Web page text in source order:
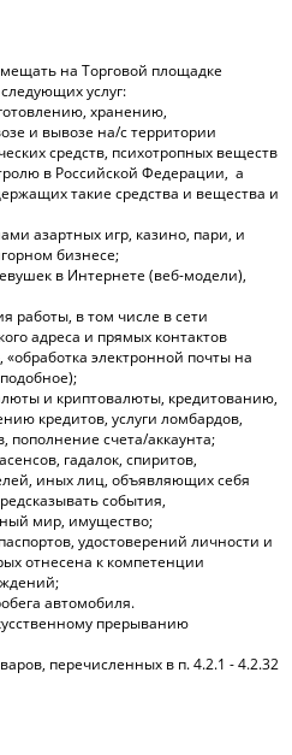
на Торговой площадке
услуг:
xранению,
и вывозе на/с территории
средств, психотропных веществ
в Российской Федерации, а
такие средства и вещества и
азартных игр, казино, пари, и
бизнесе;
в Интернете (веб-модели),
работы, в том числе в сети
адреса и прямых контактов
«обработка электронной почты на
и криптовалюты, кредитованию,
кредитов, услуги ломбардов,
пополнение счета/аккаунта;
гадалок, спиритов,
иных лиц, объявляющих себя
события,
мир, имущество;
удостоверений личности и
отнесена к компетенции
автомобиля.
прерыванию
перечисленных в п. 4.2.1 - 4.2.32